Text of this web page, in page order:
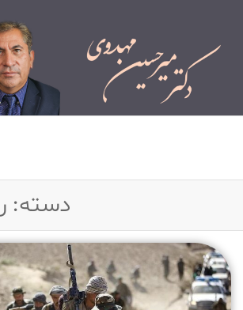
وبسایت شخصی دکتر
مهدوی
دسته: